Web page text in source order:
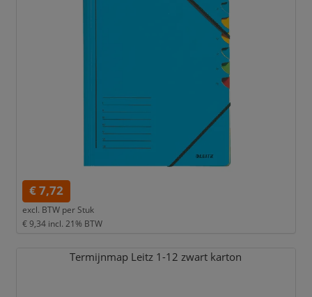
€ 7,72
excl. BTW per Stuk
€ 9,34 incl. 21% BTW
Termijnmap Leitz 1-12 zwart karton